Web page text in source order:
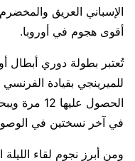
الإسباني العريق
أقوى هجوم في أوروبا.
تُعتبر بطولة دوري أبطال
للميرينجي بقيادة
الحصول
في آخر نسختين في
ومن أبرز نجوم لقاء الليلة